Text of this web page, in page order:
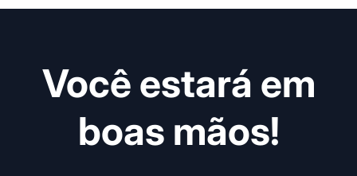
Você estará em
boas mãos!